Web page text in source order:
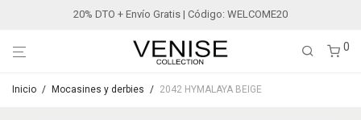
20% DTO + Envío Gratis | Código: WELCOME20
0
Inicio / Mocasines y derbies / 2042 HYMALAYA BEIGE